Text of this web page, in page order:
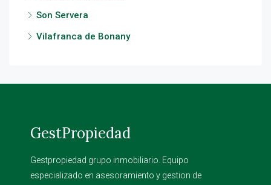
Son Servera
Vilafranca de Bonany
GestPropiedad
Gestpropiedad grupo inmobiliario. Equipo
especializado en asesoramiento y gestion de